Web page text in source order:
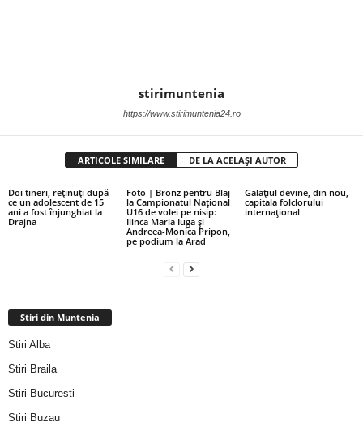
stirimuntenia
https://www.stirimuntenia24.ro
ARTICOLE SIMILARE DE LA ACELAȘI AUTOR
Doi tineri, reținuți după
ce un adolescent de 15
ani a fost înjunghiat la
Drajna
Foto | Bronz pentru Blaj
la Campionatul Național
U16 de volei pe nisip:
Ilinca Maria Iuga și
Andreea-Monica Pripon,
pe podium la Arad
Galațiul devine, din nou,
capitala folclorului
internațional
Stiri din Muntenia
Stiri Alba
Stiri Braila
Stiri Bucuresti
Stiri Buzau